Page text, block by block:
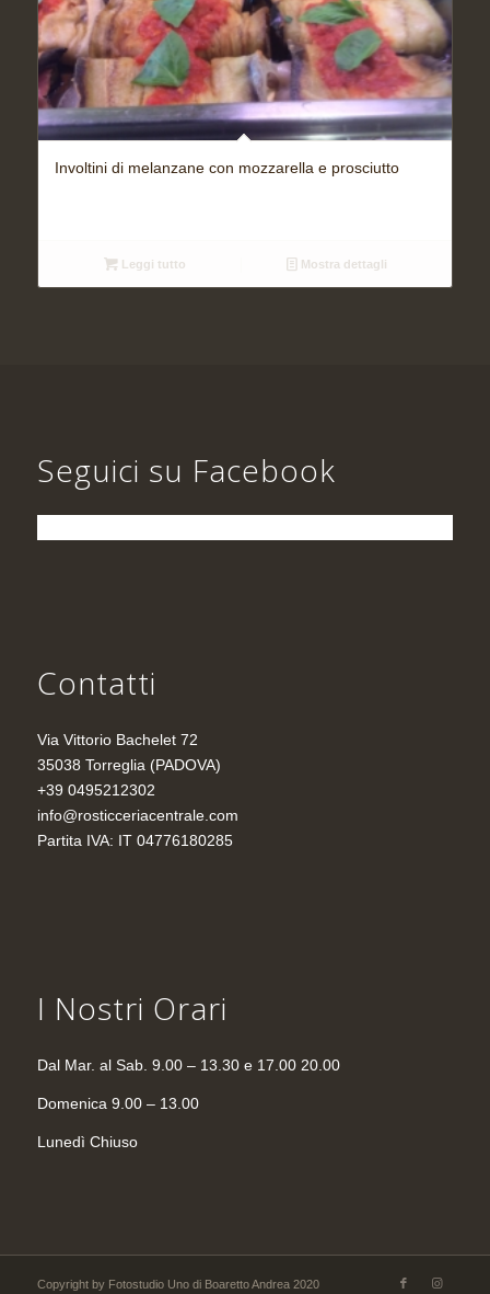
Involtini di melanzane con mozzarella e prosciutto
Leggi tutto Mostra dettagli
Seguici su Facebook
Contatti
Via Vittorio Bachelet 72
35038 Torreglia (PADOVA)
+39 0495212302
info@rosticceriacentrale.com
Partita IVA: IT 04776180285
I Nostri Orari
Dal Mar. al Sab. 9.00 – 13.30 e 17.00 20.00
Domenica 9.00 – 13.00
Lunedì Chiuso
Copyright by Fotostudio Uno di Boaretto Andrea 2020